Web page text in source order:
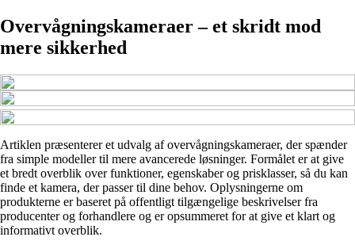
Overvågningskameraer – et skridt mod
mere sikkerhed
Artiklen præsenterer et udvalg af overvågningskameraer, der spænder
fra simple modeller til mere avancerede løsninger. Formålet er at give
et bredt overblik over funktioner, egenskaber og prisklasser, så du kan
finde et kamera, der passer til dine behov. Oplysningerne om
produkterne er baseret på offentligt tilgængelige beskrivelser fra
producenter og forhandlere og er opsummeret for at give et klart og
informativt overblik.